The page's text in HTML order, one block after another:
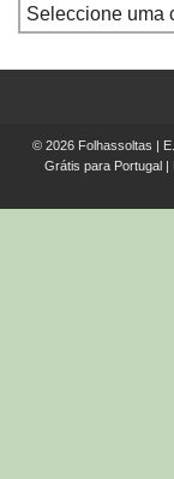
© 2026 Folhassoltas | E.
Grátis para Portugal